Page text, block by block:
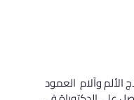
وآلام العمود